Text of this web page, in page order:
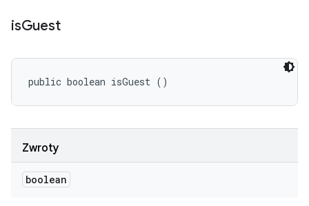
isGuest
public boolean isGuest ()
Zwroty
boolean